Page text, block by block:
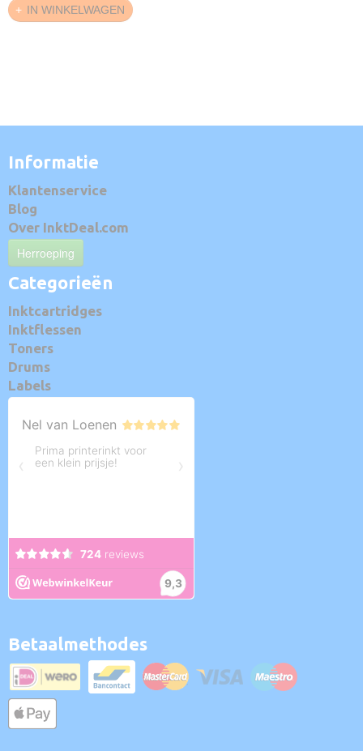
IN WINKELWAGEN
Informatie
Klantenservice
Blog
Over InktDeal.com
Herroeping
Categorieën
Inktcartridges
Inktflessen
Toners
Drums
Labels
Betaalmethodes